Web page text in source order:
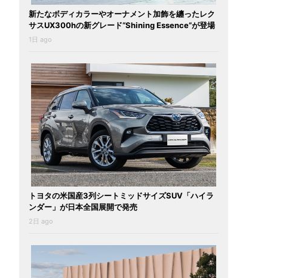
新たなボディカラーやオーナメント加飾を纏ったレク
サスUX300hの新グレード“Shining Essence”が登場
1日 ago
トヨタの米国産3列シートミッドサイズSUV「ハイラ
ンダー」が日本全国展開で発売
2日 ago